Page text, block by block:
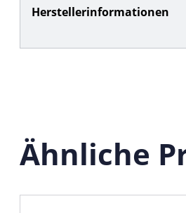
Herstellerinformationen
Ähnliche